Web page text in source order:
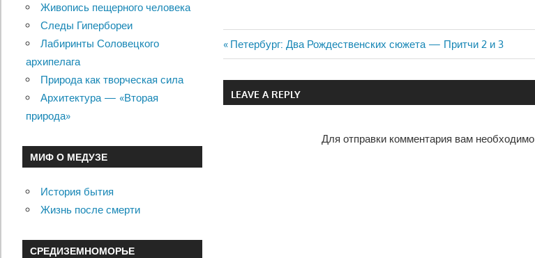
Навигация
по
Previous
Post:
Петербург: Два Рождественских сюжета — Притчи 2 и 3
LEAVE A REPLY
Для отправки комментария вам необходимо
Живопись пещерного человека
Следы Гипербореи
Лабиринты Соловецкого
архипелага
Природа как творческая сила
Архитектура — «Вторая
природа»
МИФ О МЕДУЗЕ
История бытия
Жизнь после смерти
СРЕДИЗЕМНОМОРЬЕ